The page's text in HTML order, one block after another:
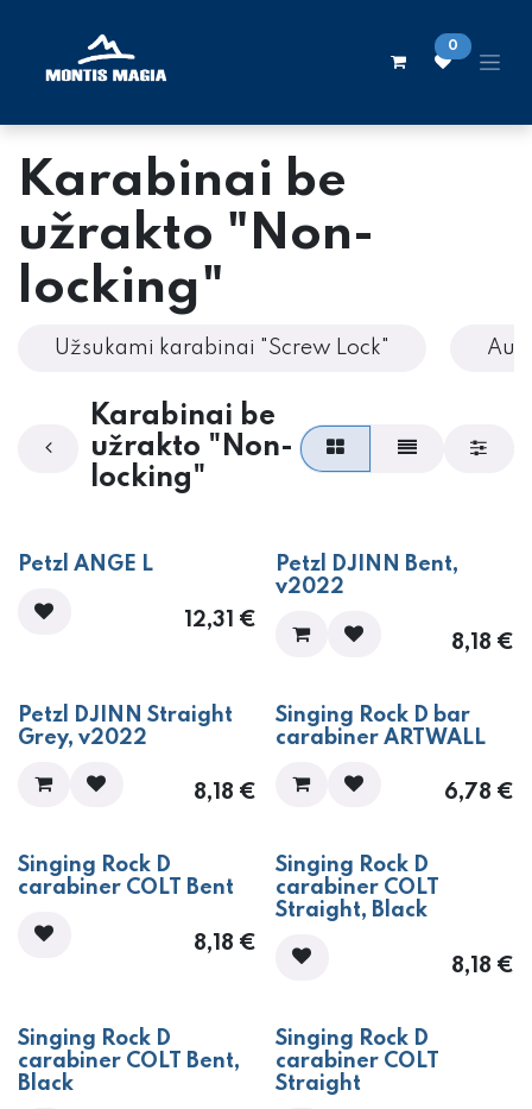
0
Karabinai be
užrakto "Non-
locking"
Užsukami karabinai "Screw Lock"
Karabinai be
užrakto "Non-
locking"
Petzl ANGE L
12,31 €
Petzl DJINN Bent,
v2022
8,18 €
Petzl DJINN Straight
Grey, v2022
8,18 €
Singing Rock D bar
carabiner ARTWALL
6,78 €
Singing Rock D
carabiner COLT Bent
8,18 €
Singing Rock D
carabiner COLT
Straight, Black
8,18 €
Singing Rock D
carabiner COLT Bent,
Black
Singing Rock D
carabiner COLT
Straight